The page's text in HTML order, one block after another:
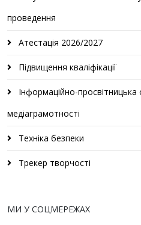
проведення
Атестація 2026/2027
Підвищення кваліфікації
Інформаційно-просвітницька
медіаграмотності
Техніка безпеки
Трекер творчості
МИ У СОЦМЕРЕЖАХ